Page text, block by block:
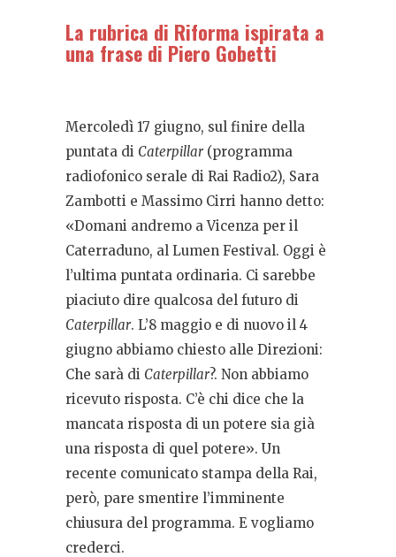
La rubrica di Riforma ispirata a
una frase di Piero Gobetti
Mercoledì 17 giugno, sul finire della
puntata di Caterpillar(programma
radiofonico serale di Rai Radio2), Sara
Zambotti e Massimo Cirri hanno detto:
«Domani andremo a Vicenza per il
Caterraduno, al Lumen Festival. Oggi è
l’ultima puntata ordinaria. Ci sarebbe
piaciuto dire qualcosa del futuro di
Caterpillar. L’8 maggio e di nuovo il 4
giugno abbiamo chiesto alle Direzioni:
Che sarà di Caterpillar?. Non abbiamo
ricevuto risposta. C’è chi dice che la
mancata risposta di un potere sia già
una risposta di quel potere». Un
recente comunicato stampa della Rai,
però, pare smentire l’imminente
chiusura del programma. E vogliamo
crederci.